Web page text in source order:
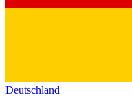
Deutschland